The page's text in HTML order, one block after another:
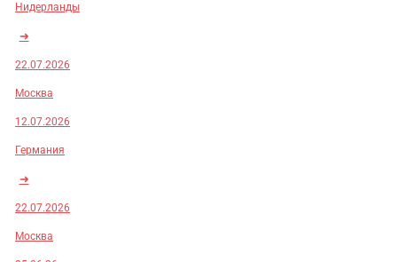
Нидерланды
➜
22.07.2026
Москва
12.07.2026
Германия
➜
22.07.2026
Москва